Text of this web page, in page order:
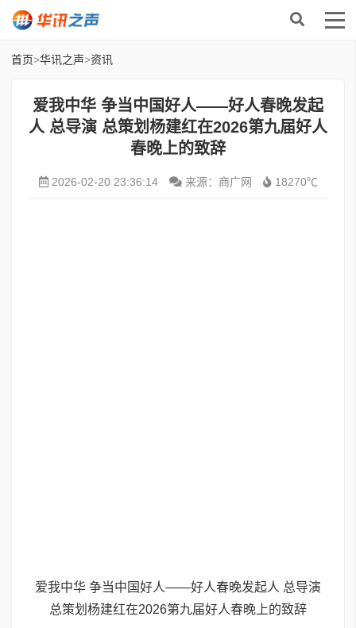
首页>华讯之声>资讯
爱我中华 争当中国好人——好人春晚发起
人 总导演 总策划杨建红在2026第九届好人
春晚上的致辞
2026-02-20 23:36:14 来源：商广网 18270℃
爱我中华 争当中国好人——好人春晚发起人 总导演
总策划杨建红在2026第九届好人春晚上的致辞